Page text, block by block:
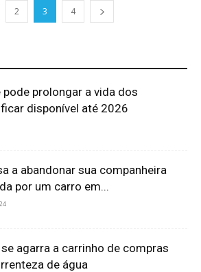
2 3 4
prolongar a vida dos
disponível até 2026
a abandonar sua companheira
por um carro em...
agarra a carrinho de compras
de água